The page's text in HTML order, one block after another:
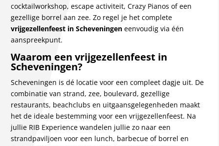
cocktailworkshop, escape activiteit, Crazy Pianos of een
gezellige borrel aan zee. Zo regel je het complete
vrijgezellenfeest in Scheveningen eenvoudig via één
aanspreekpunt.
Waarom een vrijgezellenfeest in
Scheveningen?
Scheveningen is dé locatie voor een compleet dagje uit. De
combinatie van strand, zee, boulevard, gezellige
restaurants, beachclubs en uitgaansgelegenheden maakt
het de ideale bestemming voor een vrijgezellenfeest. Na
jullie RIB Experience wandelen jullie zo naar een
strandpaviljoen voor een lunch, barbecue of borrel en